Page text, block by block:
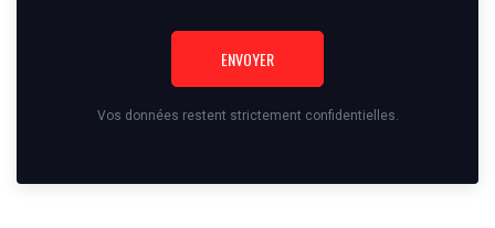
ENVOYER
Vos données restent strictement confidentielles.